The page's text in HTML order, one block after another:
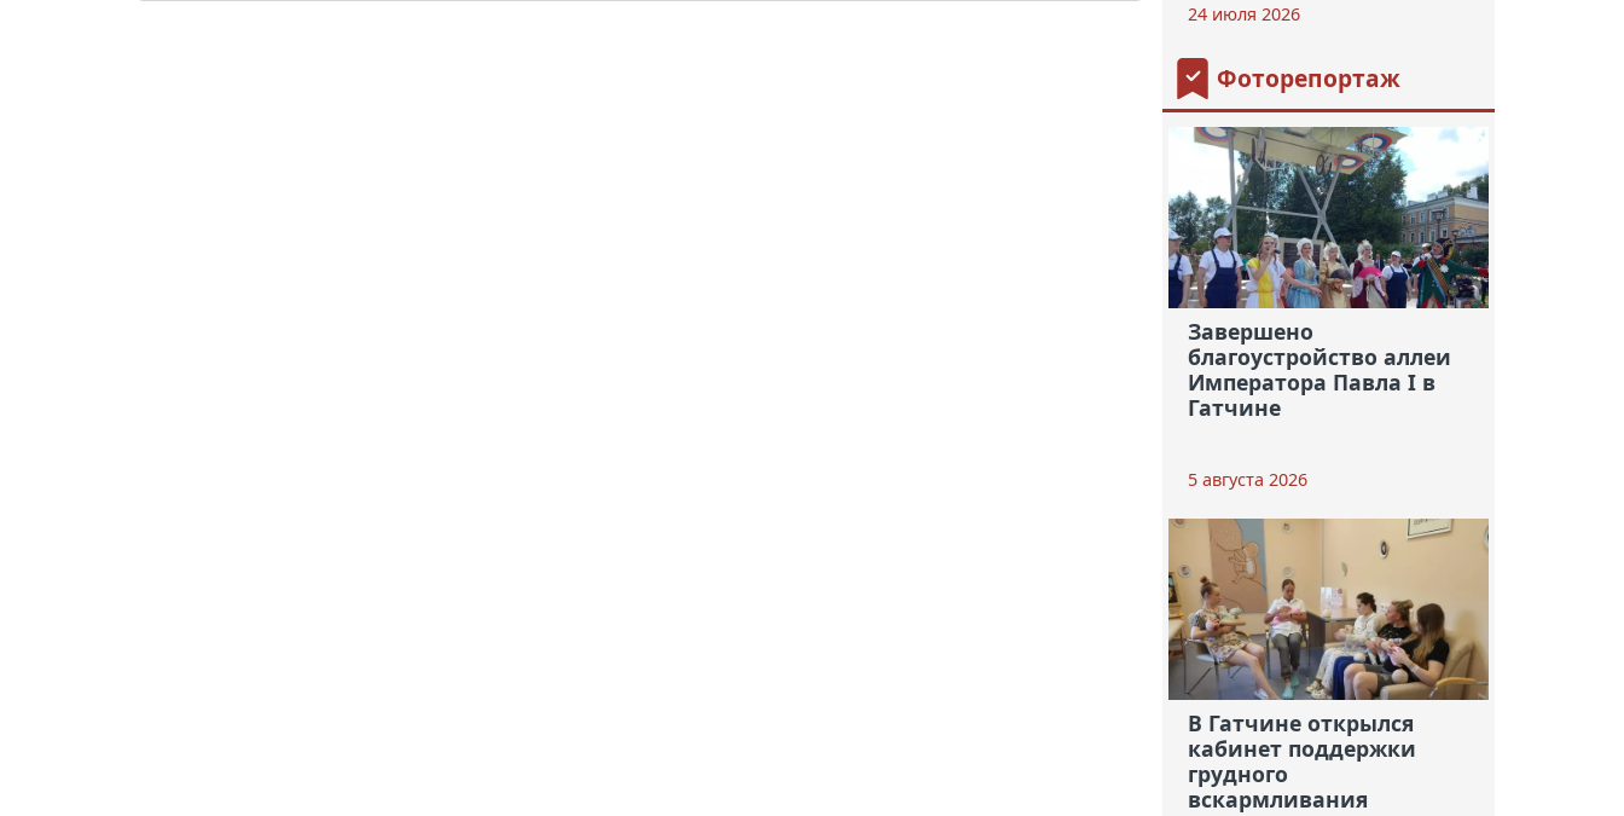
24 июля 2026
Фоторепортаж
Завершено
благоустройство аллеи
Императора Павла I в
Гатчине
5 августа 2026
В Гатчине открылся
кабинет поддержки
грудного
вскармливания